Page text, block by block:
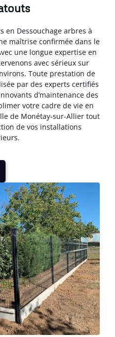
en Dessouchage arbres à
maîtrise confirmée dans le
une longue expertise en
avec sérieux sur
Toute prestation de
par des experts certifiés
d’maintenance des
votre cadre de vie en
de Monétay-sur-Allier tout
de vos installations